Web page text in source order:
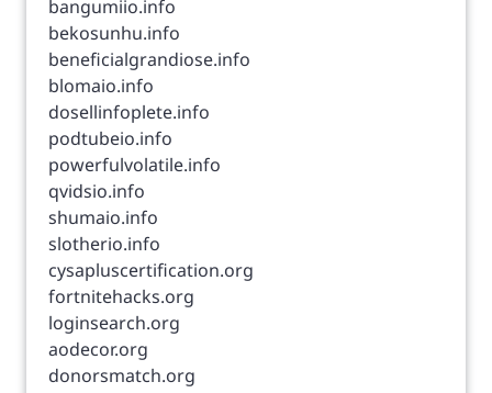
bangumiio.info
bekosunhu.info
beneficialgrandiose.info
blomaio.info
dosellinfoplete.info
podtubeio.info
powerfulvolatile.info
qvidsio.info
shumaio.info
slotherio.info
cysapluscertification.org
fortnitehacks.org
loginsearch.org
aodecor.org
donorsmatch.org